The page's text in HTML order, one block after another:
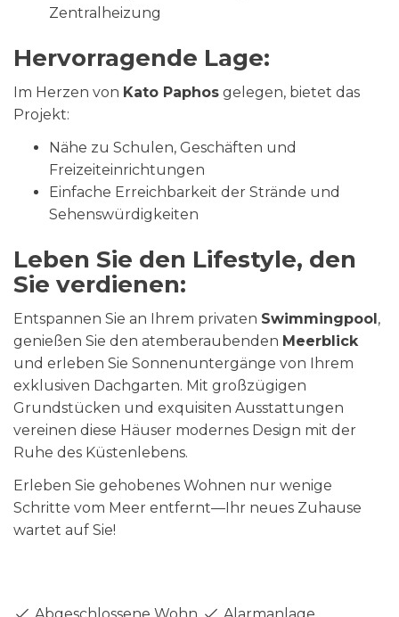
Zentralheizung
Hervorragende Lage:
Im Herzen von Kato Paphos gelegen, bietet das
Projekt:
Nähe zu Schulen, Geschäften und
Freizeiteinrichtungen
Einfache Erreichbarkeit der Strände und
Sehenswürdigkeiten
Leben Sie den Lifestyle, den
Sie verdienen:
Entspannen Sie an Ihrem privaten Swimmingpool,
genießen Sie den atemberaubenden Meerblick
und erleben Sie Sonnenuntergänge von Ihrem
exklusiven Dachgarten. Mit großzügigen
Grundstücken und exquisiten Ausstattungen
vereinen diese Häuser modernes Design mit der
Ruhe des Küstenlebens.
Erleben Sie gehobenes Wohnen nur wenige
Schritte vom Meer entfernt—Ihr neues Zuhause
wartet auf Sie!